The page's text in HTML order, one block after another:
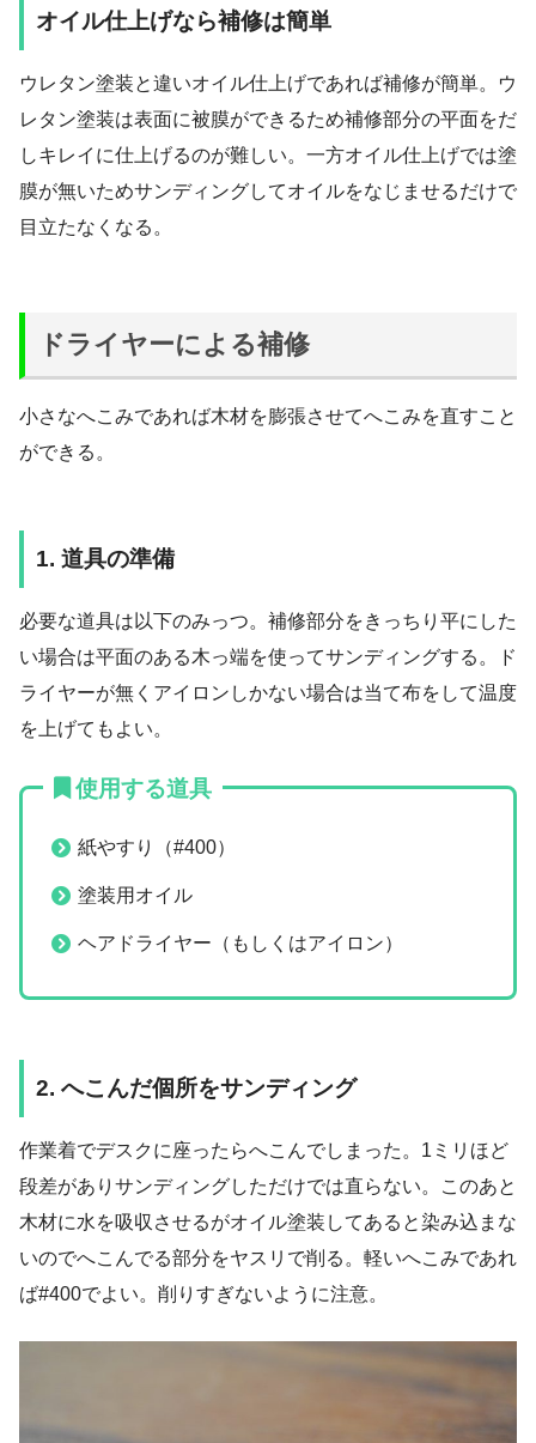
オイル仕上げなら補修は簡単
ウレタン塗装と違いオイル仕上げであれば補修が簡単。ウ
レタン塗装は表面に被膜ができるため補修部分の平面をだ
しキレイに仕上げるのが難しい。一方オイル仕上げでは塗
膜が無いためサンディングしてオイルをなじませるだけで
目立たなくなる。
ドライヤーによる補修
小さなへこみであれば木材を膨張させてへこみを直すこと
ができる。
1. 道具の準備
必要な道具は以下のみっつ。補修部分をきっちり平にした
い場合は平面のある木っ端を使ってサンディングする。ド
ライヤーが無くアイロンしかない場合は当て布をして温度
を上げてもよい。
使用する道具
紙やすり（#400）
塗装用オイル
ヘアドライヤー（もしくはアイロン）
2. へこんだ個所をサンディング
作業着でデスクに座ったらへこんでしまった。1ミリほど
段差がありサンディングしただけでは直らない。このあと
木材に水を吸収させるがオイル塗装してあると染み込まな
いのでへこんでる部分をヤスリで削る。軽いへこみであれ
ば#400でよい。削りすぎないように注意。